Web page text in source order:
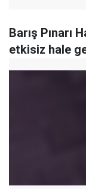
Barış Pınarı
etkisiz hale